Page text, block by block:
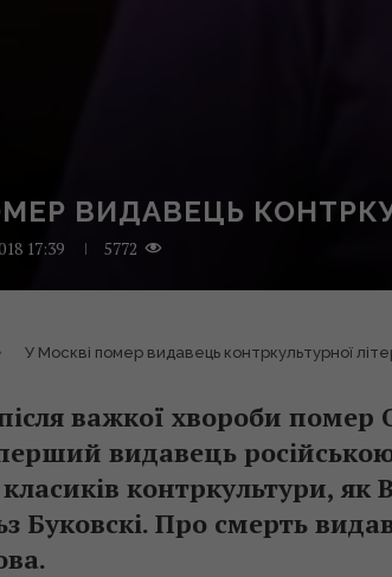
ВИДАВЕЦЬ
17:39 5772
У Москві помер видавець контркультурної
після важкої хвороби
видавець
контркультури,
Буковскі. Про смерть